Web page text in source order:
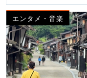
エンタメ・音楽